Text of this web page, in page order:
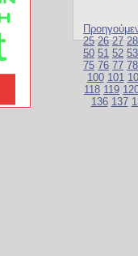
25 26 27 28
50 51 52 53
75 76 77 78
100 101
118 119
136 137